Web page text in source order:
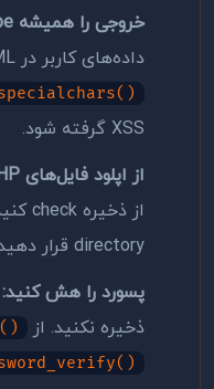
خروجی را همیشه escape کنید:
داده‌های کاربر در HTML از
XSS گرفته شود.
از اپلود فایل‌های PHP جلوگیری کنید:
directory قرار دهید.
پسورد را هش کنید:
ذخیره نکنید. از